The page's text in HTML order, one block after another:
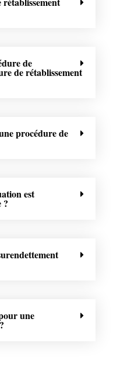
de
de rétablissement
procédure de
est
?
une